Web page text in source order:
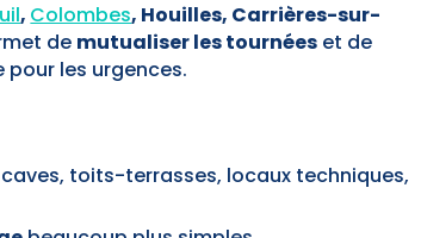
, Colombes, Houilles, Carrières-sur-
de mutualiser les tournées et de
les urgences.
toits-terrasses, locaux techniques,